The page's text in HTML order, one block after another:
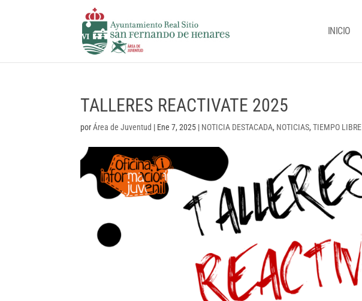
INICIO
TALLERES REACTIVATE 2025
porÁrea de Juventud | Ene 7, 2025 | NOTICIA DESTACADA, NOTICIAS,TIEMPO LIBRE